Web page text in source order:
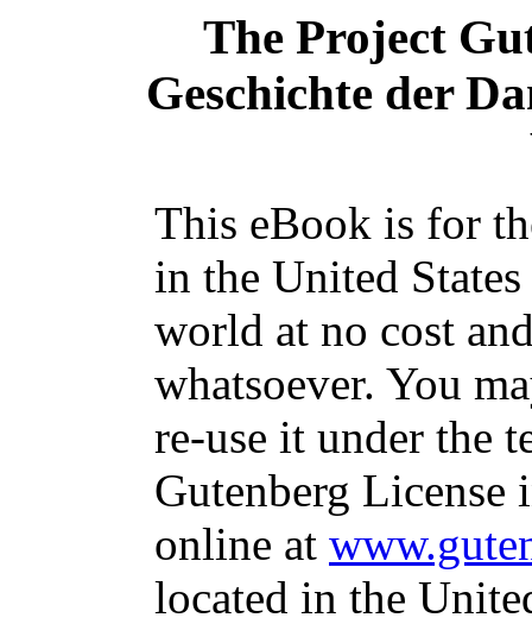
The Project
Geschichte der
This eBook is for
in the United
world at no cost
whatsoever. You
re-use it under the
Gutenberg
online at
located in the